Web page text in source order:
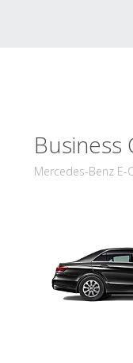
Business
Mercedes-Benz E-